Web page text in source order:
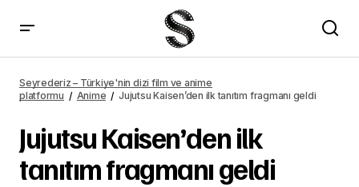
Seyrederiz – Türkiye'nin dizi film ve anime
platformu
Anime Jujutsu Kaisen’den ilk tanıtım fragmanı geldi
Jujutsu Kaisen’den ilk
tanıtım fragmanı geldi